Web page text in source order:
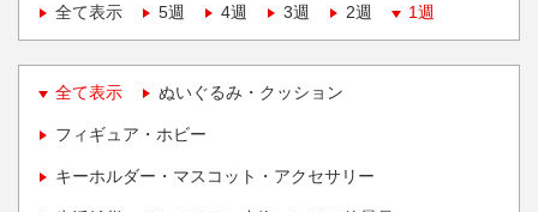
全て表示
5週 4週 3週 2週 1週
全て表示 ぬいぐるみ・クッション
フィギュア・ホビー
キーホルダー・マスコット・アクセサリー